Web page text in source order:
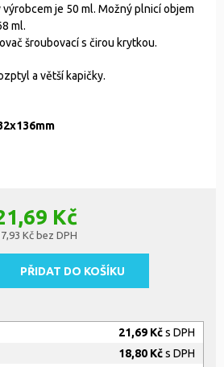
je 50 ml. Možný plnicí objem
ml.
šroubovací s čirou krytkou.
a větší kapičky.
Kč
Kč bez DPH
PŘIDAT DO KOŠÍKU
21,69 Kčs DPH
18,80 Kčs DPH